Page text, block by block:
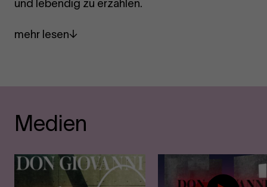
und lebendig zu erzählen.
mehr lesen
Medien